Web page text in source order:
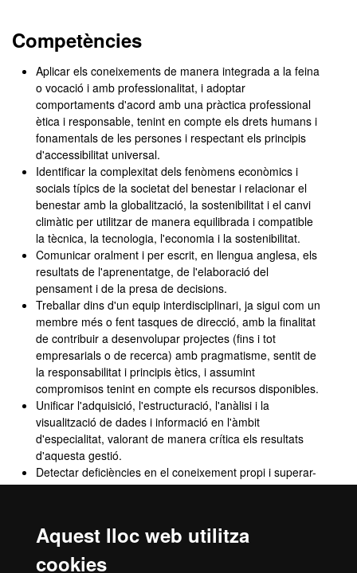
Aquest lloc web utilitza
cookies
Competències
Aplicar els coneixements de manera integrada a la feina
o vocació i amb professionalitat, i adoptar
comportaments d'acord amb una pràctica professional
ètica i responsable, tenint en compte els drets humans i
fonamentals de les persones i respectant els principis
d'accessibilitat universal.
Identificar la complexitat dels fenòmens econòmics i
socials típics de la societat del benestar i relacionar el
benestar amb la globalització, la sostenibilitat i el canvi
climàtic per utilitzar de manera equilibrada i compatible
la tècnica, la tecnologia, l'economia i la sostenibilitat.
Comunicar oralment i per escrit, en llengua anglesa, els
resultats de l'aprenentatge, de l'elaboració del
pensament i de la presa de decisions.
Treballar dins d'un equip interdisciplinari, ja sigui com un
membre més o fent tasques de direcció, amb la finalitat
de contribuir a desenvolupar projectes (fins i tot
empresarials o de recerca) amb pragmatisme, sentit de
la responsabilitat i principis ètics, i assumint
compromisos tenint en compte els recursos disponibles.
Unificar l'adquisició, l'estructuració, l'anàlisi i la
visualització de dades i informació en l'àmbit
d'especialitat, valorant de manera crítica els resultats
d'aquesta gestió.
Detectar deficiències en el coneixement propi i superar-
les mitjançant la reflexió crítica i l'elecció de la millor
per raó de sexe i gènere en la societat; integrar les
diferents necessitats i preferències per raó de sexe i de